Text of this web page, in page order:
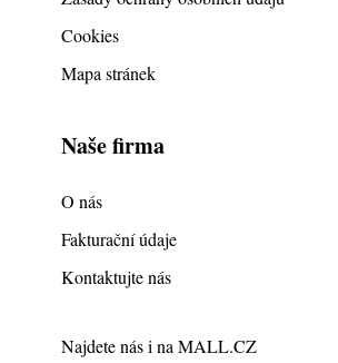
Cookies
Mapa stránek
Naše firma
O nás
Fakturační údaje
Kontaktujte nás
Najdete nás i na MALL.CZ